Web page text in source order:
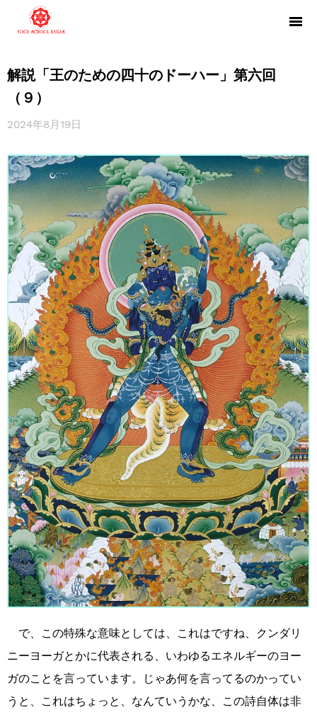
解説「王のための四十のドーハー」第六回
（９）
2024年8月19日
で、この特殊な意味としては、これはですね、クンダリ
ニーヨーガとかに代表される、いわゆるエネルギーのヨー
ガのことを言っています。じゃあ何を言ってるのかってい
うと、これはちょっと、なんていうかな、この詩自体は非